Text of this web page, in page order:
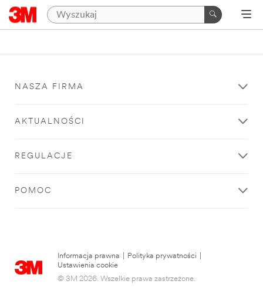
NASZA FIRMA
AKTUALNOŚCI
REGULACJE
POMOC
Informacja prawna Polityka prywatności
Ustawienia cookie
© 3M 2026. Wszelkie prawa zastrzeżone.